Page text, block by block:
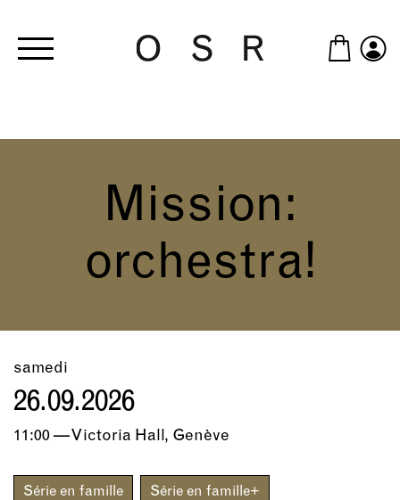
Mission:
orchestra!
samedi
26.09.2026
11:00 — Victoria Hall, Genève
Série en famille Série en famille+